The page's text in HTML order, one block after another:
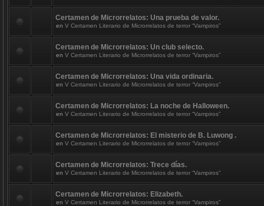
Certamen de Microrrelatos: Una prueba de valor.
en V Certamen Literario de Microrrelatos de terror “Vampiros”
Certamen de Microrrelatos: Un club selecto.
en V Certamen Literario de Microrrelatos de terror “Vampiros”
Certamen de Microrrelatos: Una vida ordinaria.
en V Certamen Literario de Microrrelatos de terror “Vampiros”
Certamen de Microrrelatos: La noche de Halloween.
en V Certamen Literario de Microrrelatos de terror “Vampiros”
Certamen de Microrrelatos: El misterio de B. Luwong .
en V Certamen Literario de Microrrelatos de terror “Vampiros”
Certamen de Microrrelatos: Trece días.
en V Certamen Literario de Microrrelatos de terror “Vampiros”
Certamen de Microrrelatos: Elizabeth.
en V Certamen Literario de Microrrelatos de terror “Vampiros”